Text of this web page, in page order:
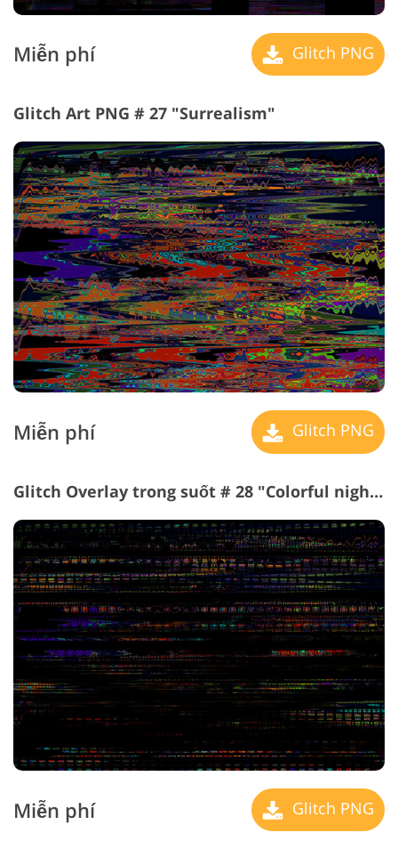
Miễn phí Glitch PNG
Glitch Art PNG # 27 "Surrealism"
Miễn phí Glitch PNG
Glitch Overlay trong suốt # 28 "Colorful nightlife"
Miễn phí Glitch PNG